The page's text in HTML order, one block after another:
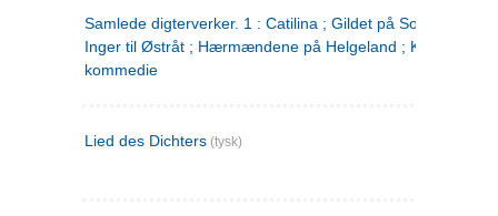
Samlede digterverker. 1 : Catilina ; Gildet på Solhaug ; Fru
Inger til Østråt ; Hærmændene på Helgeland ;
kommedie
Lied des Dichters (tysk)